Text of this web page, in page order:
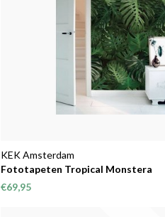
KEK Amsterdam
Fototapeten Tropical Monstera
€69,95